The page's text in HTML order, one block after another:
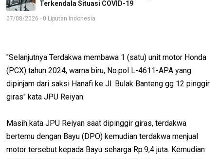
Terkendala Situasi COVID-19
07/08/2026 - 0 Liputan Indonesia
"Selanjutnya Terdakwa membawa 1 (satu) unit motor Honda
(PCX) tahun 2024, warna biru, No.pol L-4611-APA yang
dipinjam dari saksi Hanafi ke Jl. Bulak Banteng gg 12 pinggir
giras" kata JPU Reiyan.
Masih kata JPU Reiyan saat dipinggir giras, terdakwa
bertemu dengan Bayu (DPO) kemudian terdakwa menjual
motor tersebut kepada Bayu seharga Rp.9,4 juta. Kemudian